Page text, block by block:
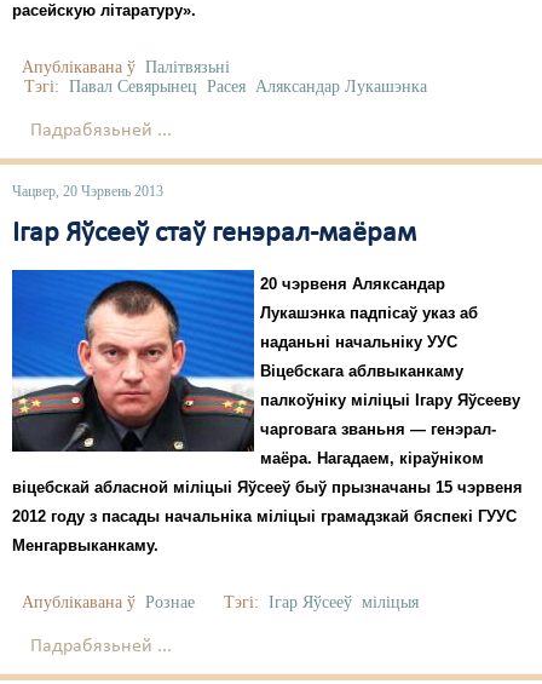
расейскую літаратуру».
Апублікавана ў Палітвязьні
Тэгі: Павал Севярынец Расея Аляксандар Лукашэнка
Падрабязьней ...
Чацвер, 20 Чэрвень 2013
Ігар Яўсееў стаў генэрал-маёрам
20 чэрвеня Аляксандар
Лукашэнка падпісаў указ аб
наданьні начальніку УУС
Віцебскага аблвыканкаму
палкоўніку міліцыі Ігару Яўсееву
чарговага званьня — генэрал-
маёра. Нагадаем, кіраўніком
віцебскай абласной міліцыі Яўсееў быў прызначаны 15 чэрвеня
2012 году з пасады начальніка міліцыі грамадзкай бяспекі ГУУС
Менгарвыканкаму.
Апублікавана ў Рознае Тэгі: Ігар Яўсееў міліцыя
Падрабязьней ...
ЛПП
Мігранты
Мірныя сходы
Палітвязьні
Праваабаронцы
Правы дзіцяці
Пэнітэнцыярная сыстэма
Распальваньне варожасьці
Рознае
Свабода слова
Сьмяротнае пакараньне